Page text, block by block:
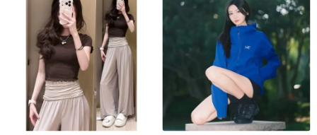
OOliviaZZ 3876